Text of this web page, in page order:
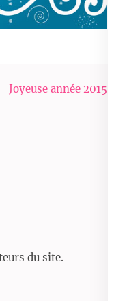
Joyeuse année 2015 !!!
du site.